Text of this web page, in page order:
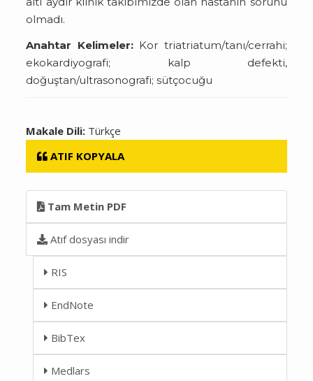
olmadı.
Anahtar Kelimeler:Kor triatriatum/tanı/cerrahi;
ekokardiyografi; kalp defekti,
doğuştan/ultrasonografi; sütçocuğu
Makale Dili: Türkçe
ATIF KOPYALA
Tam Metin PDF
Atıf dosyası indir
RIS
EndNote
BibTex
Medlars